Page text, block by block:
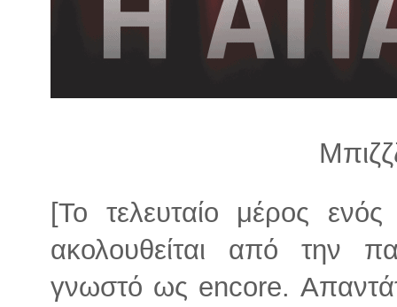
[Το τελευταίο μέρος ενός
ακολουθείται από την
γνωστό ως encore.